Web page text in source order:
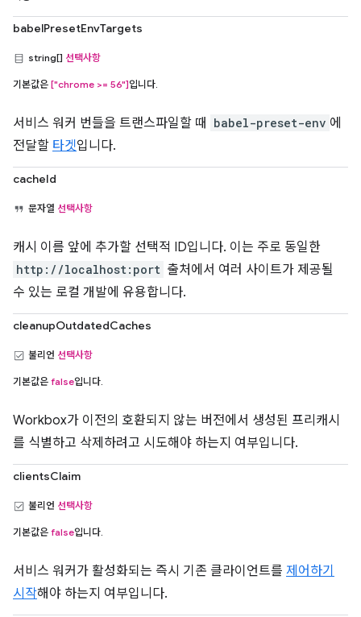
babelPresetEnvTargets
string[] 선택사항
기본값은 ["chrome >= 56"]입니다.
서비스 워커 번들을 트랜스파일할 때 babel-preset-env 에
전달할 타겟입니다.
cacheId
문자열 선택사항
캐시 이름 앞에 추가할 선택적 ID입니다. 이는 주로 동일한
http://localhost:port 출처에서 여러 사이트가 제공될
수 있는 로컬 개발에 유용합니다.
cleanupOutdatedCaches
불리언 선택사항
기본값은 false입니다.
Workbox가 이전의 호환되지 않는 버전에서 생성된 프리캐시
를 식별하고 삭제하려고 시도해야 하는지 여부입니다.
clientsClaim
불리언 선택사항
기본값은 false입니다.
서비스 워커가 활성화되는 즉시 기존 클라이언트를 제어하기
시작해야 하는지 여부입니다.